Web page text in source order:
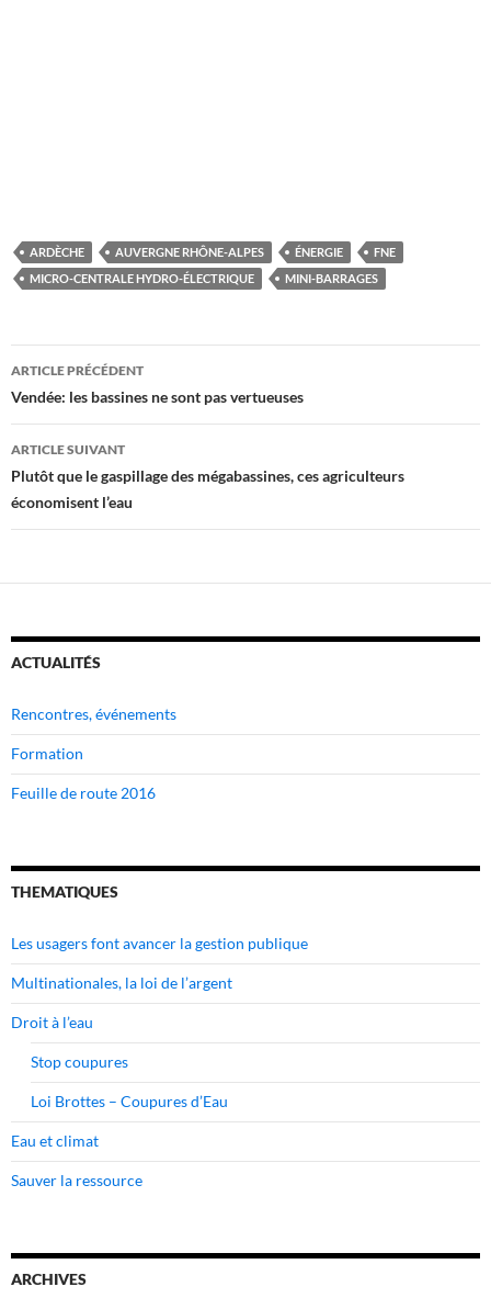
ARDÈCHE AUVERGNE RHÔNE-ALPES ÉNERGIE
FNE
MICRO-CENTRALE HYDRO-ÉLECTRIQUE
MINI-BARRAGES
Navigation
des
articles
ARTICLE PRÉCÉDENT
Vendée: les bassines ne sont pas vertueuses
ARTICLE SUIVANT
Plutôt que le gaspillage des mégabassines, ces agriculteurs
économisent l’eau
ACTUALITÉS
Rencontres, événements
Formation
Feuille de route 2016
THEMATIQUES
Les usagers font avancer la gestion publique
Multinationales, la loi de l’argent
Droit à l’eau
Stop coupures
Loi Brottes – Coupures d’Eau
Eau et climat
Sauver la ressource
ARCHIVES